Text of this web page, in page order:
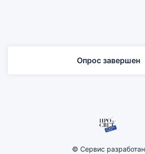
Опрос завершен
© Сервис разработан